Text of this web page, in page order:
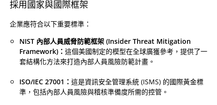
採用國家與國際框架
企業應符合以下重要標準：
NIST 內部人員威脅防範框架 (Insider Threat Mitigation
Framework)： 這個美國制定的模型在全球廣獲參考，提供了一
套結構化方法來打造內部人員風險防範計畫。
ISO/IEC 27001： 這是資訊安全管理系統 (ISMS) 的國際黃金標
準，包括內部人員風險與稽核準備度所需的控管。